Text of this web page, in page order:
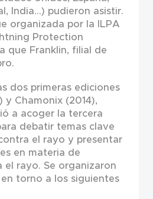
India...) pudieron asistir.
organizada por la ILPA
Protection
que Franklin, filial de
dos primeras ediciones
y Chamonix (2014),
a acoger la tercera
debatir temas clave
el rayo y presentar
en materia de
rayo. Se organizaron
torno a los siguientes